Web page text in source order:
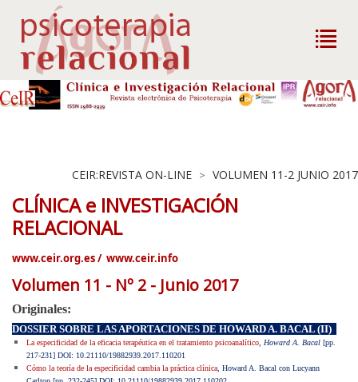
CEIR:REVISTA ON-LINE > VOLUMEN 11-2 JUNIO 2017
CLÍNICA e INVESTIGACIÓN
RELACIONAL
www.ceir.org.es/ www.ceir.info
Volumen 11 - Nº 2 - Junio 2017
Originales:
DOSSIER SOBRE LAS APORTACIONES DE HOWARD A. BACAL (II)
La especificidad de la eficacia terapéutica en el tratamiento psicoanalítico Howard A. Bacal [pp.
217-231] DOI: 10.21110/19882939.2017.110201
Cómo la teoría de la especificidad cambia la práctica clínica , Howard A. Bacal con Lucyann